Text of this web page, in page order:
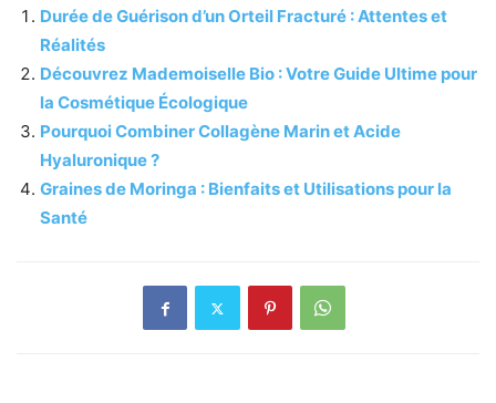
Durée de Guérison d’un Orteil Fracturé : Attentes et
Réalités
Découvrez Mademoiselle Bio : Votre Guide Ultime pour
la Cosmétique Écologique
Pourquoi Combiner Collagène Marin et Acide
Hyaluronique ?
Graines de Moringa : Bienfaits et Utilisations pour la
Santé